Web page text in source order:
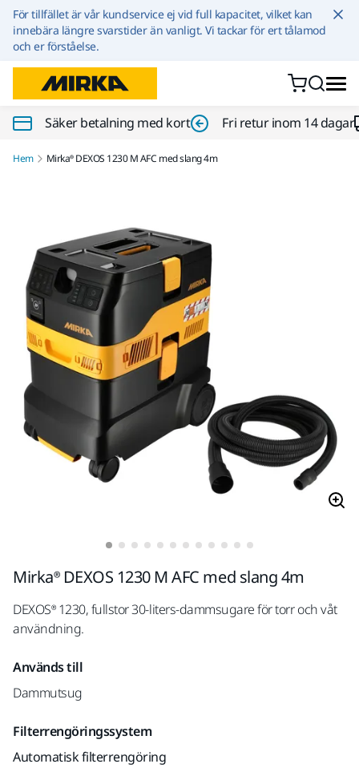
Hoppa till innehållet
För tillfället är vår kundservice ej vid full kapacitet, vilket kan
innebära längre svarstider än vanligt. Vi tackar för ert tålamod
och er förståelse.
Säker betalning med kort Fri retur inom 14 dagar
Hem Mirka® DEXOS 1230 M AFC med slang 4m
Mirka® DEXOS 1230 M AFC med slang 4m
DEXOS® 1230, fullstor 30-liters-dammsugare för torr och våt
användning.
Används till
Dammutsug
Filterrengöringssystem
Automatisk filterrengöring